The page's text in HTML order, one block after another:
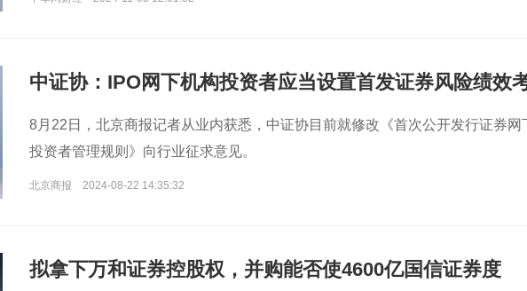
中证协：IPO网下机构投资者应当设置首发证券风险绩效
核指标
8月22日，北京商报记者从业内获悉，中证协目前就修改《首次公开发行证券网
投资者管理规则》向行业征求意见。
北京商报 2024-08-22 14:35:32
拟拿下万和证券控股权，并购能否使4600亿国信证券度